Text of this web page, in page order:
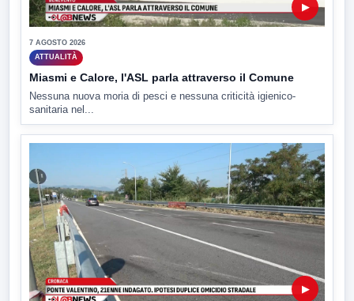
▶
7 AGOSTO 2026
ATTUALITÀ
Miasmi e Calore, l'ASL parla attraverso il Comune
Nessuna nuova moria di pesci e nessuna criticità igienico-
sanitaria nel...
▶